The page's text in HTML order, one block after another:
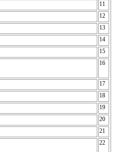
11
12
13
14
15
16
17
18
19
20
21
22